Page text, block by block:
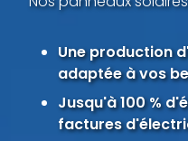
Une production
adaptée à vos
Jusqu'à 100 %
factures